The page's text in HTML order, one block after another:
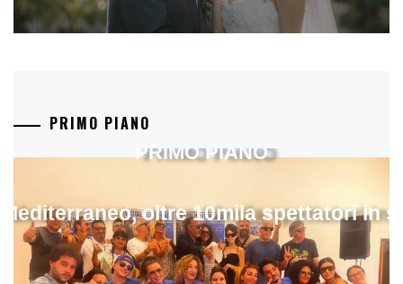
PRIMO PIANO
oltre 10mila spettatori in
PRIMO PIANO